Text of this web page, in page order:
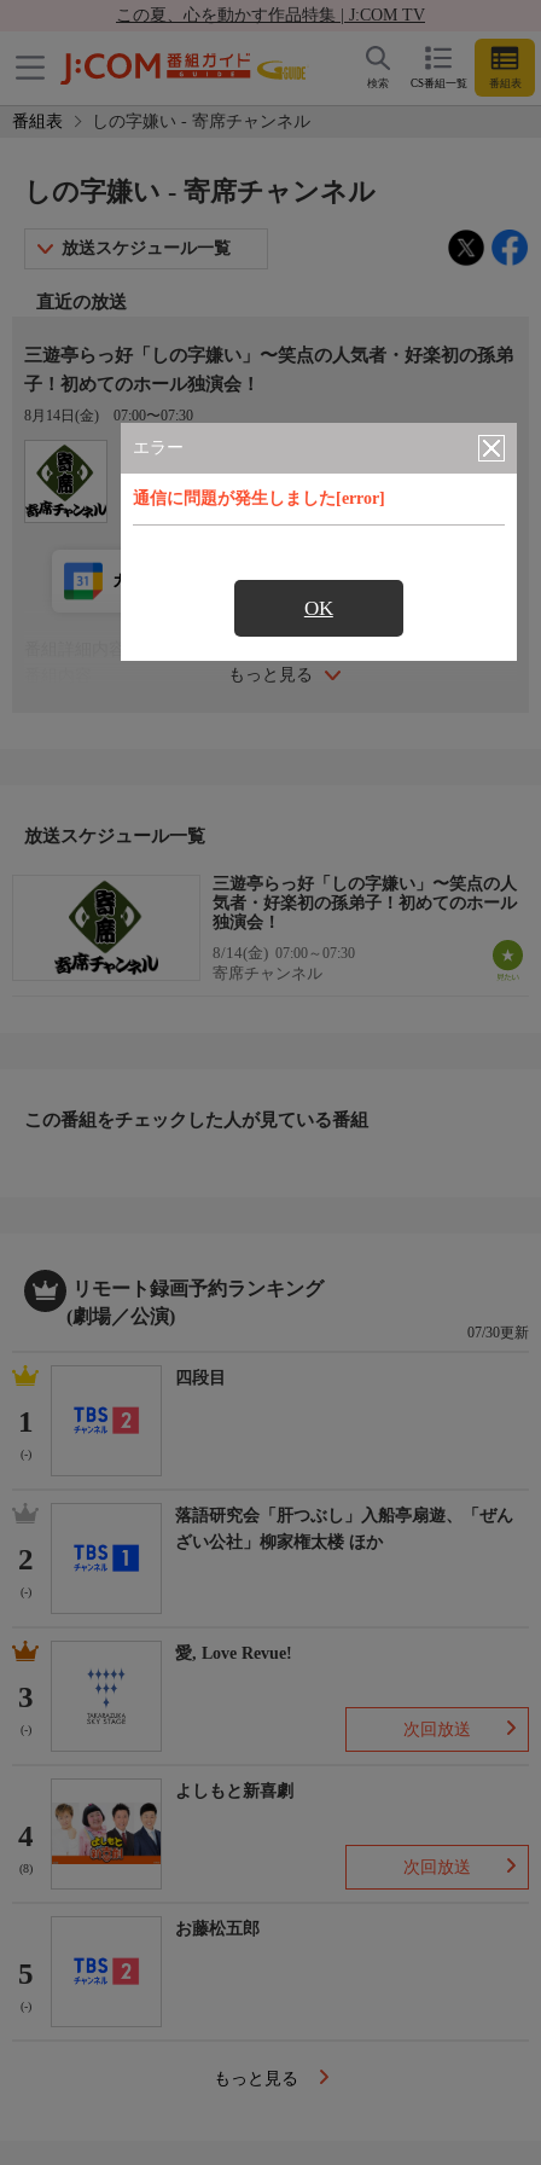
この夏、心を動かす作品特集 | J:COM TV
CS番組一覧 番組表
検索
番組表 しの字嫌い - 寄席チャンネル
エラー
通信に問題が発生しました[error]
OK
しの字嫌い - 寄席チャンネル
放送スケジュール一覧
直近の放送
三遊亭らっ好「しの字嫌い」〜笑点の人気者・好楽初の孫弟
子！初めてのホール独演会！
8月14日(金) 07:00〜07:30
Ch.770
寄席チャンネル
もっと見る
カレンダー登録 アプリ視聴
放送スケジュール一覧
三遊亭らっ好「しの字嫌い」〜笑点の人
気者・好楽初の孫弟子！初めてのホール
独演会！
8/14(金) 07:00～07:30
寄席チャンネル
この番組をチェックした人が見ている番組
リモート録画予約ランキング
(劇場／公演)
07/30更新
1
(-)
四段目
2
(-)
落語研究会「肝つぶし」入船亭扇遊、「ぜん
ざい公社」柳家権太楼 ほか
3
(-)
愛, Love Revue!
次回放送
4
(8)
よしもと新喜劇
次回放送
5
(-)
お藤松五郎
もっと見る